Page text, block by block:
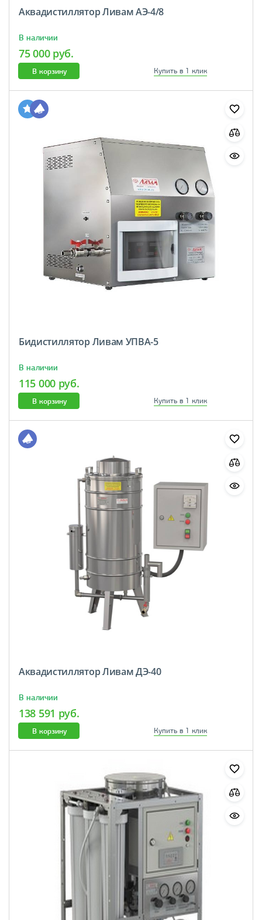
Аквадистиллятор Ливам АЭ-4/8
В наличии
75 000 руб.
В корзину Купить в 1 клик
Бидистиллятор Ливам УПВА-5
В наличии
115 000 руб.
В корзину Купить в 1 клик
Аквадистиллятор Ливам ДЭ-40
В наличии
138 591 руб.
В корзину Купить в 1 клик